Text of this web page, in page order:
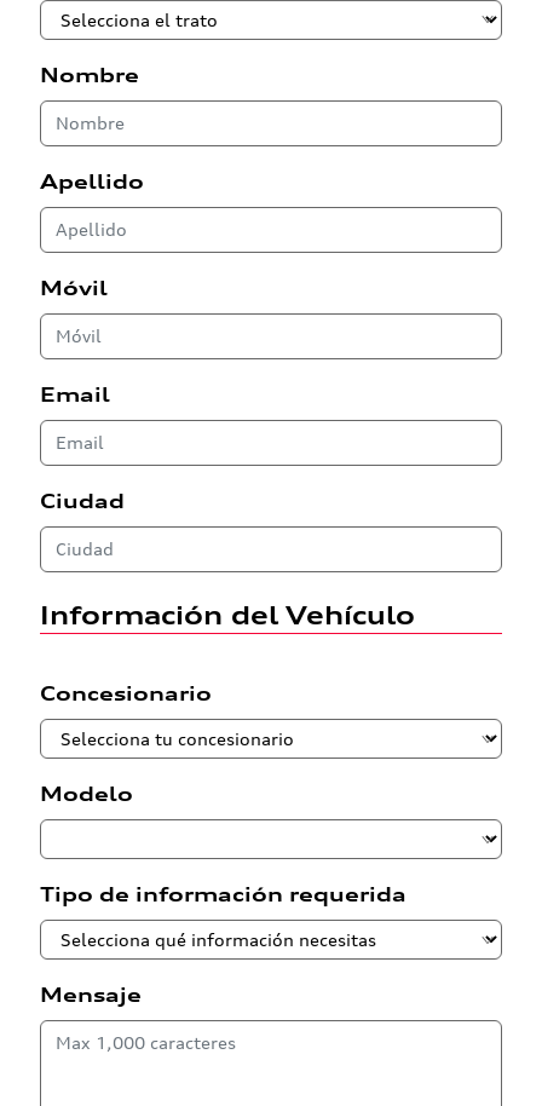
Nombre
Apellido
Móvil
Email
Ciudad
Información del Vehículo
Concesionario
Modelo
Tipo de información requerida
Mensaje